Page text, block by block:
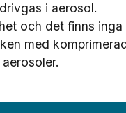
i aerosol.
och det finns inga
med